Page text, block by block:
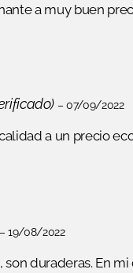
a muy buen
– 07/09/2022
a un precio
– 19/08/2022
duraderas. En